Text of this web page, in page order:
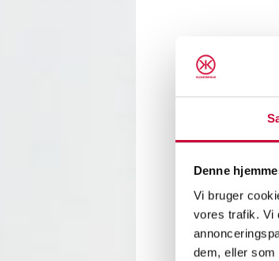
Denne
Vi bruger
vores trafik. Vi
dem, eller som